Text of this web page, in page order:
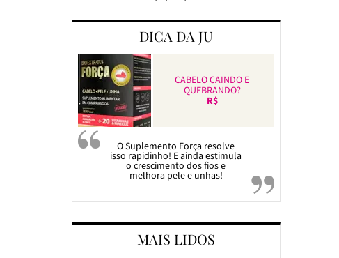
DICA DA JU
CABELO CAINDO E
QUEBRANDO?
R$
O Suplemento Força resolve
isso rapidinho! E ainda estimula
o crescimento dos fios e
melhora pele e unhas!
MAIS LIDOS